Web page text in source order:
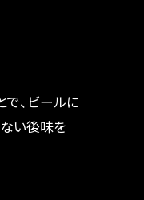
、ビールに
い後味を